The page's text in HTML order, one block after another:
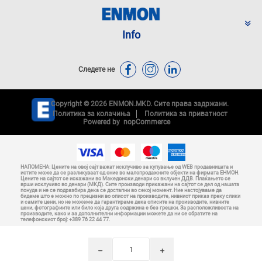
i
h
Info
Следете не
Copyright © 2026 ENMON.MKD. Сите права задржани.
Политика за колачиња
Политика за приватност
Powered by nopCommerce
НАПОМЕНА: Цените на овој сајт важат исклучиво за купување од WEB продавницата и
истите може да се разликуваат од оние во малопродажните објекти на фирмата ЕНМОН.
Цените на сајтот се искажани во Македонски денари со вклучен ДДВ. Плаќањето се
врши исклучиво во денари (МКД). Сите производи прикажани на сајтот се дел од нашата
понуда и не се подразбира дека се достапни во секој момент. Ние настојуваме да
бидеме што е можно по прецизни во описот на производите, нивниот приказ преку слики
и самите цени, но не можеме да гарантираме дека описите на производите, нивните
цени, фотографиите или било која друга содржина е без грешки. За расположливоста на
производите, како и за дополнителни информации можете да ни се обратите на
телефонскиот број: +389 76 22 44 77.